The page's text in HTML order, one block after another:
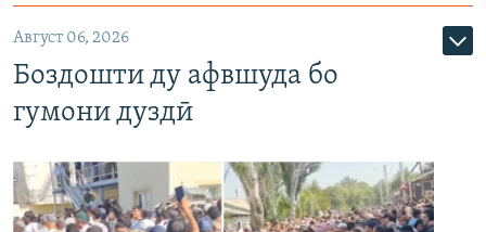
Август 06, 2026
Боздошти ду афвшуда бо
гумони дуздӣ